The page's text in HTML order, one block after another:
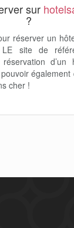
sur
?
réserver un
site de
d’un
cher !